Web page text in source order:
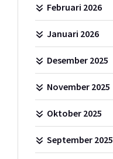
Februari 2026
Januari 2026
Desember 2025
November 2025
Oktober 2025
September 2025